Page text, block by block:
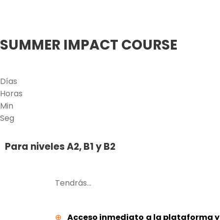
SUMMER IMPACT COURSE
Días
Horas
Min
Seg
Para niveles A2, B1 y B2
Tendrás…
⊕ Acceso inmediato a la plataforma